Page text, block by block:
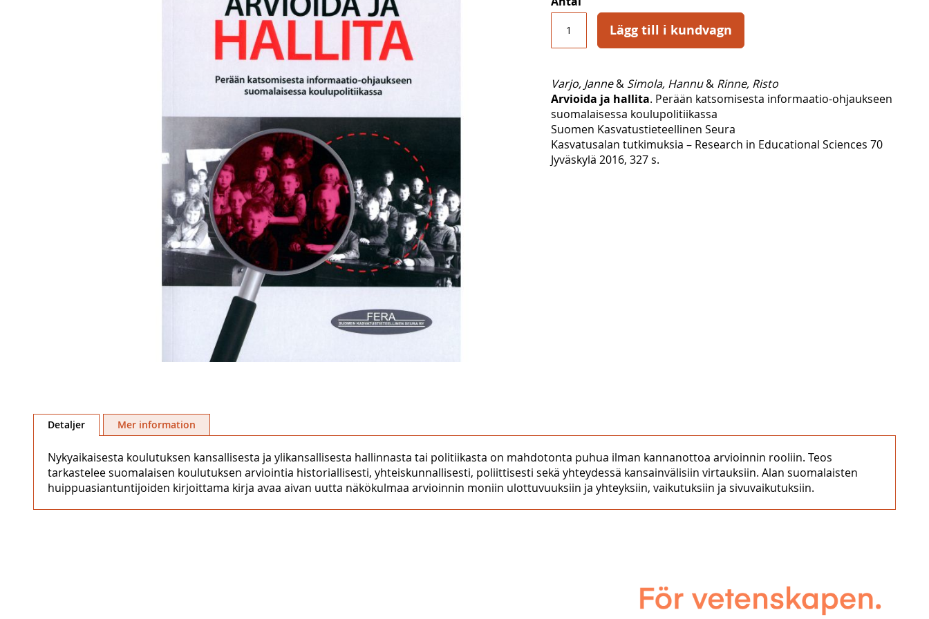
till
bildgalleriet
Lägg till i kundvagn
Varjo, Janne& Simola, Hannu& Rinne, Risto
Arvioida ja hallita. Perään katsomisesta informaatio-ohjaukseen
suomalaisessa koulupolitiikassa
Suomen Kasvatustieteellinen Seura
Kasvatusalan tutkimuksia – Research in Educational Sciences 70
Jyväskylä 2016, 327 s.
Detaljer
Nykyaikaisesta koulutuksen kansallisesta ja ylikansallisesta hallinnasta tai politiikasta on mahdotonta puhua ilman kannanottoa arvioinnin rooliin. Teos
tarkastelee suomalaisen koulutuksen arviointia historiallisesti, yhteiskunnallisesti, poliittisesti sekä yhteydessä kansainvälisiin virtauksiin. Alan suomalaisten
huippuasiantuntijoiden kirjoittama kirja avaa aivan uutta näkökulmaa arvioinnin moniin ulottuvuuksiin ja yhteyksiin, vaikutuksiin ja sivuvaikutuksiin.
Mer information